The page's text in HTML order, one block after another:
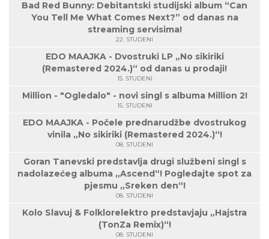
Bad Red Bunny: Debitantski studijski album “Can
You Tell Me What Comes Next?” od danas na
streaming servisima!
22. STUDENI
EDO MAAJKA - Dvostruki LP „No sikiriki
(Remastered 2024.)“ od danas u prodaji!
15. STUDENI
Million - "Ogledalo" - novi singl s albuma Million 2!
15. STUDENI
EDO MAAJKA - Počele prednarudžbe dvostrukog
vinila „No sikiriki (Remastered 2024.)“!
08. STUDENI
Goran Tanevski predstavlja drugi službeni singl s
nadolazećeg albuma „Ascend“! Pogledajte spot za
pjesmu „Sreken den“!
08. STUDENI
Kolo Slavuj & Folklorelektro predstavjaju „Hajstra
(TonZa Remix)“!
08. STUDENI